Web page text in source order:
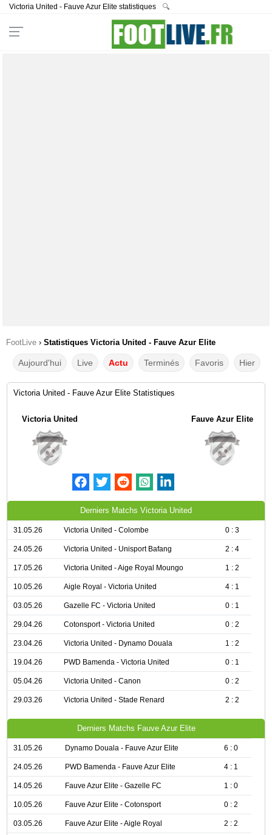
Victoria United - Fauve Azur Elite statistiques 🔍
FootLive › Statistiques Victoria United - Fauve Azur Elite
Aujourd'hui Live Actu Terminés Favoris Hier
Victoria United - Fauve Azur Elite Statistiques
Victoria United Fauve Azur Elite
Derniers Matchs Victoria United
31.05.26 Victoria United - Colombe 0 : 3
24.05.26 Victoria United - Unisport Bafang 2 : 4
17.05.26 Victoria United - Aige Royal Moungo 1 : 2
10.05.26 Aigle Royal - Victoria United 4 : 1
03.05.26 Gazelle FC - Victoria United 0 : 1
29.04.26 Cotonsport - Victoria United 0 : 2
23.04.26 Victoria United - Dynamo Douala 1 : 2
19.04.26 PWD Bamenda - Victoria United 0 : 1
05.04.26 Victoria United - Canon 0 : 2
29.03.26 Victoria United - Stade Renard 2 : 2
Derniers Matchs Fauve Azur Elite
31.05.26 Dynamo Douala - Fauve Azur Elite 6 : 0
24.05.26 PWD Bamenda - Fauve Azur Elite 4 : 1
14.05.26 Fauve Azur Elite - Gazelle FC 1 : 0
10.05.26 Fauve Azur Elite - Cotonsport 0 : 2
03.05.26 Fauve Azur Elite - Aigle Royal 2 : 2